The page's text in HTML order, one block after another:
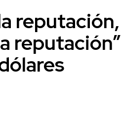
reputación,
reputación”